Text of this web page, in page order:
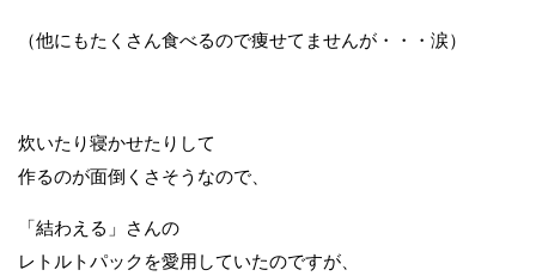
（他にもたくさん食べるので痩せてませんが・・・涙）
炊いたり寝かせたりして
作るのが面倒くさそうなので、
「結わえる」さんの
レトルトパックを愛用していたのですが、